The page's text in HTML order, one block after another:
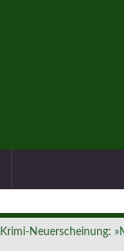
Krimi-Neuerscheinung: